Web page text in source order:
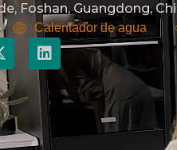
Foshan, Guangdong,
Calentador de agua